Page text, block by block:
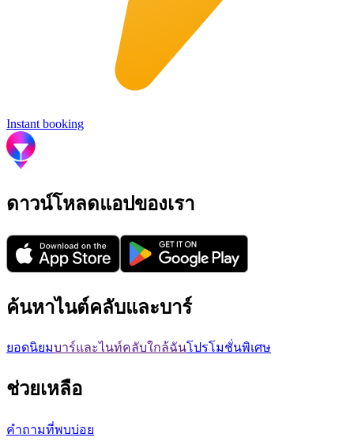
Instant booking
ดาวน์โหลดแอปของเรา
ค้นหาไนต์คลับและบาร์
ยอดนิยมบาร์และไนท์คลับใกล้ฉันโปรโมชั่นพิเศษ
ช่วยเหลือ
คำถามที่พบบ่อย